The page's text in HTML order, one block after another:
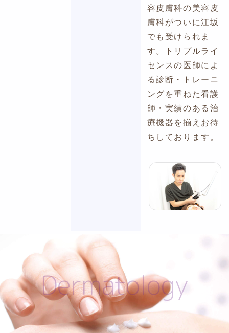
容皮膚科の美容皮
膚科がついに江坂
でも受けられま
す。トリプルライ
センスの医師によ
る診断・トレーニ
ングを重ねた看護
師・実績のある治
療機器を揃えお待
ちしております。